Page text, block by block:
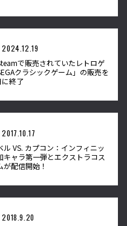
2024.12.19
で販売されていたレトロゲ
クラシックゲーム」の販売を
終了
2017.10.17
ル VS. カプコン：インフィニッ
キャラ第一弾とエクストラコス
が配信開始！
2018.9.20